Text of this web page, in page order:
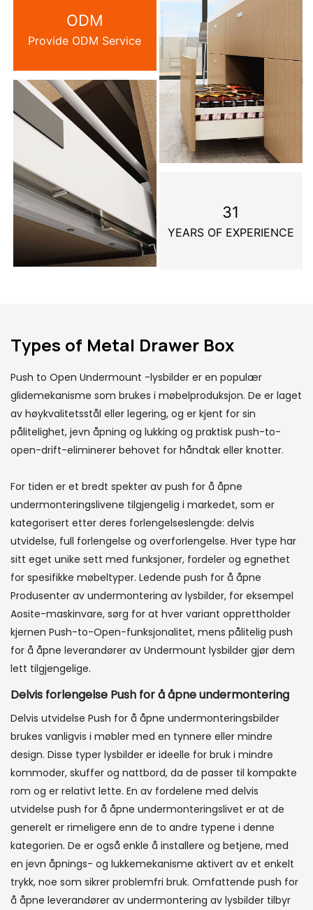
ODM
Provide ODM Service
31
YEARS OF EXPERIENCE
Types of Metal Drawer Box
Push to Open Undermount -lysbilder er en populær
glidemekanisme som brukes i møbelproduksjon. De er laget
av høykvalitetsstål eller legering, og er kjent for sin
pålitelighet, jevn åpning og lukking og praktisk push-to-
open-drift-eliminerer behovet for håndtak eller knotter.
For tiden er et bredt spekter av push for å åpne
undermonteringslivene tilgjengelig i markedet, som er
kategorisert etter deres forlengelseslengde: delvis
utvidelse, full forlengelse og overforlengelse. Hver type har
sitt eget unike sett med funksjoner, fordeler og egnethet
for spesifikke møbeltyper. Ledende push for å åpne
Produsenter av undermontering av lysbilder, for eksempel
Aosite-maskinvare, sørg for at hver variant opprettholder
kjernen Push-to-Open-funksjonalitet, mens pålitelig push
for å åpne leverandører av Undermount lysbilder gjør dem
lett tilgjengelige.
Delvis forlengelse Push for å åpne undermontering
Delvis utvidelse Push for å åpne undermonteringsbilder
brukes vanligvis i møbler med en tynnere eller mindre
design. Disse typer lysbilder er ideelle for bruk i mindre
kommoder, skuffer og nattbord, da de passer til kompakte
rom og er relativt lette. En av fordelene med delvis
utvidelse push for å åpne undermonteringslivet er at de
generelt er rimeligere enn de to andre typene i denne
kategorien. De er også enkle å installere og betjene, med
en jevn åpnings- og lukkemekanisme aktivert av et enkelt
trykk, noe som sikrer problemfri bruk. Omfattende push for
å åpne leverandører av undermontering av lysbilder tilbyr